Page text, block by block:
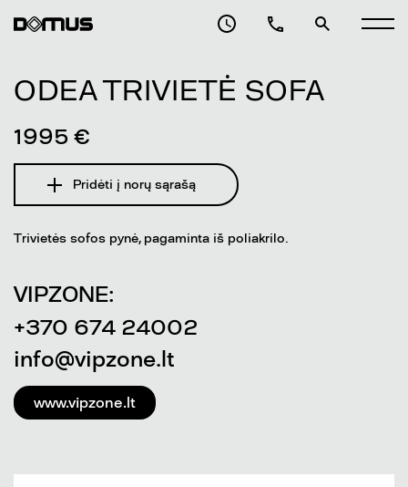
ODEA TRIVIETĖ SOFA
1995 €
Pridėti į norų sąrašą
Trivietės sofos pynė, pagaminta iš poliakrilo.
VIPZONE:
+370 674 24002
info@vipzone.lt
www.vipzone.lt